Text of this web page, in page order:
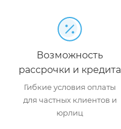
Возможность
рассрочки и кредита
Гибкие условия оплаты
для частных клиентов и
юрлиц